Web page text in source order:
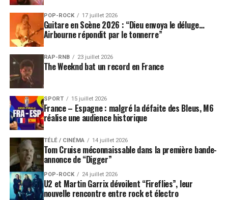
POP-ROCK 17 juillet 2026
Guitare en Scène 2026 : “Dieu envoya le déluge…
Airbourne répondit par le tonnerre”
RAP-RNB 23 juillet 2026
The Weeknd bat un record en France
SPORT 15 juillet 2026
France – Espagne : malgré la défaite des Bleus, M6
réalise une audience historique
TÉLÉ / CINÉMA 14 juillet 2026
Tom Cruise méconnaissable dans la première bande-
annonce de “Digger”
POP-ROCK 24 juillet 2026
U2 et Martin Garrix dévoilent “Fireflies”, leur
nouvelle rencontre entre rock et électro